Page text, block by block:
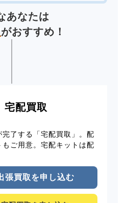
あなたは
がおすすめ！
宅配買取
了する「宅配買取」。配
ご用意。宅配キットは配
張買取を申し込む